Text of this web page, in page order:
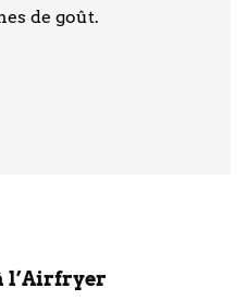
de goût.
l’Airfryer